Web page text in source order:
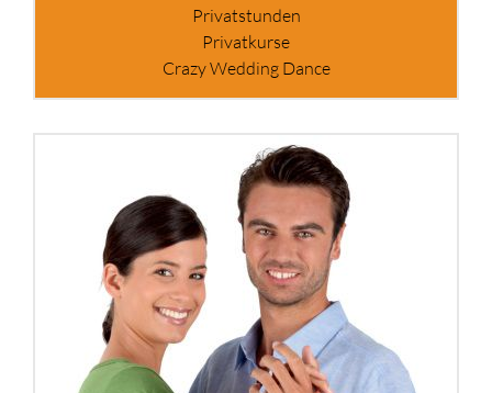
Privatstunden
Privatkurse
Crazy Wedding Dance